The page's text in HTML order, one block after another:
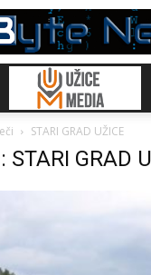
STARI GRAD UŽICE
GRAD